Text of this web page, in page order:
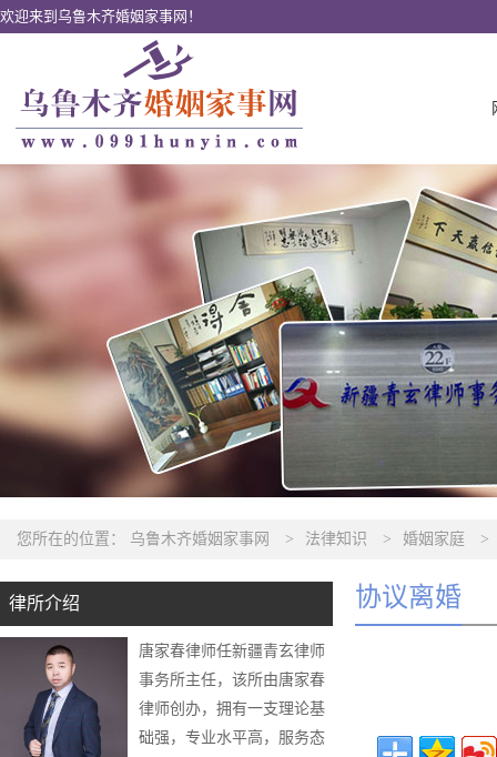
欢迎来到乌鲁木齐婚姻家事网！
您所在的位置： 乌鲁木齐婚姻家事网 > 法律知识 > 婚姻家庭 >
律所介绍
唐家春律师任新疆青玄律师
事务所主任，该所由唐家春
律师创办，拥有一支理论基
础强，专业水平高，服务态
协议离婚